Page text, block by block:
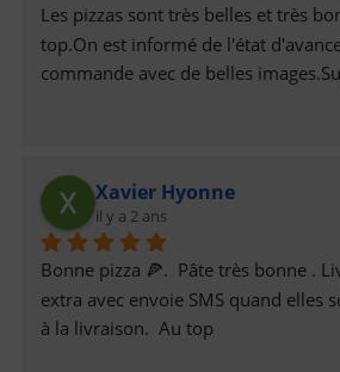
Les pizzas sont très belles et très
top.On est informé de l'état
commande avec de belles
Xavier Hyonne
il y a 2 ans
Bonne pizza 🍕.  Pâte très bonne .
extra avec envoie SMS quand elles
à la livraison.  Au top